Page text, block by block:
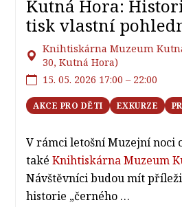
Kutná Hora:
tisk vlastní
Knihtiskárna Muzeum
30, Kutná Hora)
15. 05. 2026 17:00 – 22:00
AKCE PRO DĚTI EXKURZE
V rámci letošní Muzejní noci
takéKnihtiskárna Muzeum
Návštěvníci budou mít
historie „černého …